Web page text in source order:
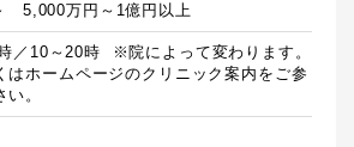
　5,000万円～1億円以上
／10～20時  ※院によって変わります。
はホームページのクリニック案内をご参
い。